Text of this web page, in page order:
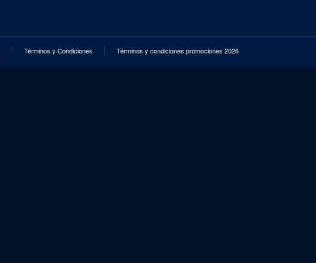
Términos y Condiciones Términos y condiciones promociones 2026